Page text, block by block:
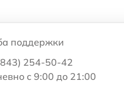
поддержки
254-50-42
с 9:00 до 21:00